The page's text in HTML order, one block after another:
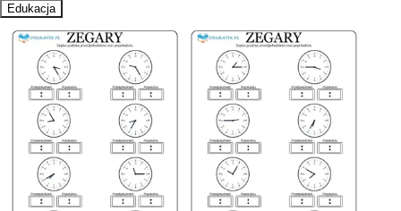
Edukacja